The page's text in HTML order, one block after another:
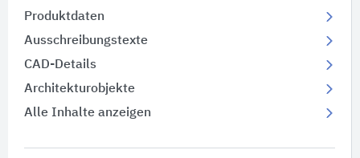
Produktdaten
Ausschreibungstexte
CAD-Details
Architekturobjekte
Alle Inhalte anzeigen